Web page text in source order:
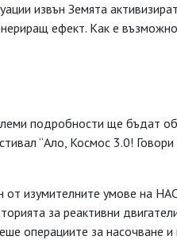
извън Земята
ефект. Как е
подробности ще бъдат
“Ало, Космос 3.0! Говори
изумителните умове на
за реактивни
операциите за насочване